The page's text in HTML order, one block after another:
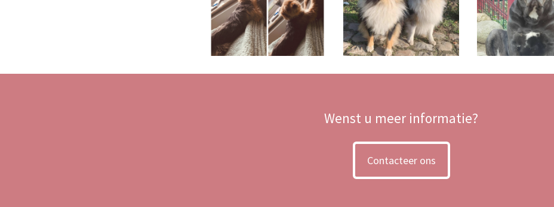
Wenst u meer informatie?
Contacteer ons